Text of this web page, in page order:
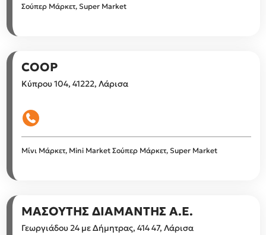
Σούπερ Μάρκετ, Super Market
COOP
Κύπρου 104, 41222, Λάρισα
Μίνι Μάρκετ, Mini Market Σούπερ Μάρκετ, Super Market
ΜΑΣΟΥΤΗΣ ΔΙΑΜΑΝΤΗΣ Α.Ε.
Γεωργιάδου 24 με Δήμητρας, 414 47, Λάρισα